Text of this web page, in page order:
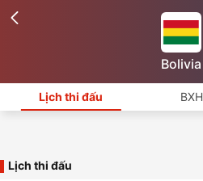
Bolivia
Lịch thi đấu BXH
Lịch thi đấu